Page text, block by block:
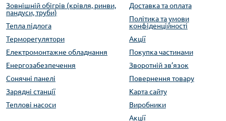
Зовнішній обігрів (крівля, ринви,
пандуси, труби)
Тепла підлога
Терморегулятори
Електромонтажне обладнання
Енергозабезпечення
Сонячні панелі
Зарядні станції
Теплові насоси
Доставка та оплата
Політика та умови
конфіденційності
Акції
Покупка частинами
Зворотній зв’язок
Повернення товару
Карта сайту
Виробники
Акції